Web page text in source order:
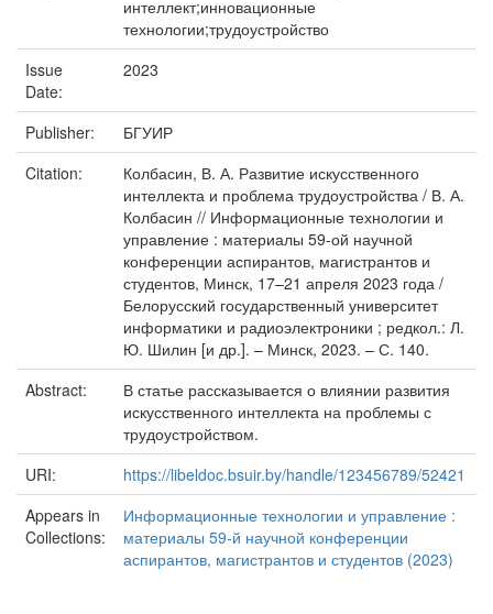
интеллект;инновационные
технологии;трудоустройство
Issue
Date:
2023
Publisher:
БГУИР
Citation:
Колбасин, В. А. Развитие искусственного
интеллекта и проблема трудоустройства / В. А.
Колбасин // Информационные технологии и
управление : материалы 59-ой научной
конференции аспирантов, магистрантов и
студентов, Минск, 17–21 апреля 2023 года /
Белорусский государственный университет
информатики и радиоэлектроники ; редкол.: Л.
Ю. Шилин [и др.]. – Минск, 2023. – С. 140.
Abstract:
В статье рассказывается о влиянии развития
искусственного интеллекта на проблемы с
трудоустройством.
URI:
https://libeldoc.bsuir.by/handle/123456789/52421
Appears in
Collections:
Информационные технологии и управление :
материалы 59-й научной конференции
аспирантов, магистрантов и студентов (2023)